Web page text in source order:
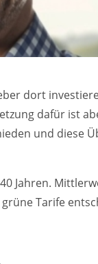
dort
dafür ist
und diese
Jahren.
Tarife